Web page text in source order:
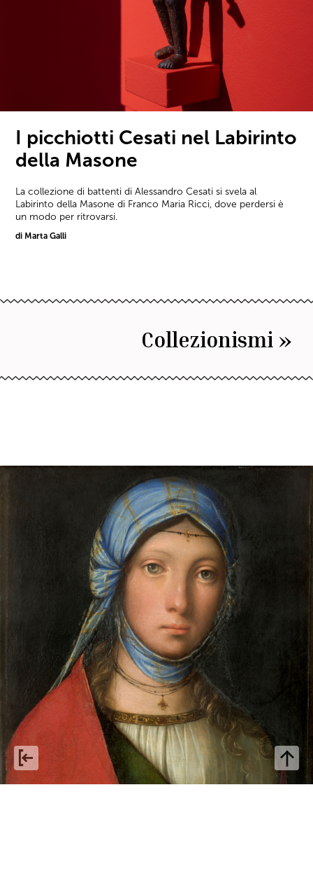
I picchiotti Cesati nel Labirinto
della Masone
La collezione di battenti di Alessandro Cesati si svela al
Labirinto della Masone di Franco Maria Ricci, dove perdersi è
un modo per ritrovarsi.
di Marta Galli
Collezionismi »